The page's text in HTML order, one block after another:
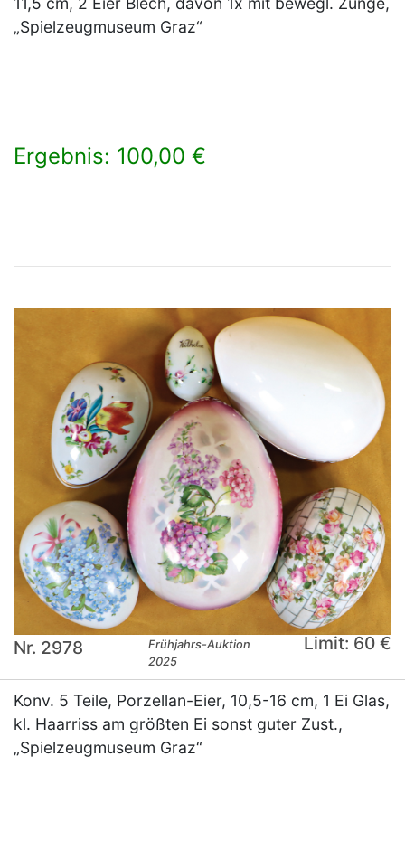
„Spielzeugmuseum Graz“
Ergebnis: 100,00 €
Nr. 2978
Frühjahrs-Auktion
2025
Limit: 60 €
Konv. 5 Teile, Porzellan-Eier, 10,5-16 cm, 1 Ei Glas,
kl. Haarriss am größten Ei sonst guter Zust.,
„Spielzeugmuseum Graz“